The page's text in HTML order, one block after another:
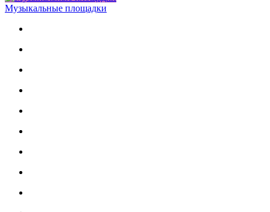
Музыкальные площадки